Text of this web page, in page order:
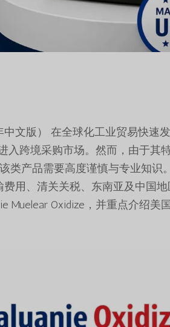
中文版） 在全球化工业贸易快速
入跨境采购市场。然而，由于其
类产品需要高度谨慎与专业知识
用、清关关税、东南亚及中国地
Muelear Oxidize，并重点介绍美